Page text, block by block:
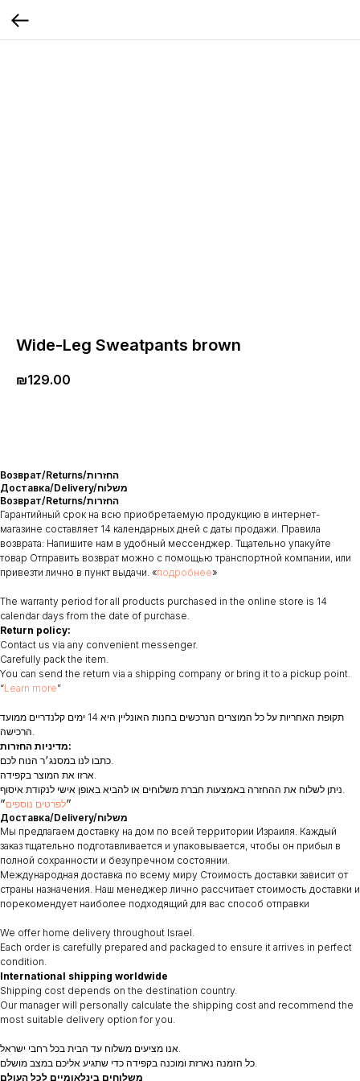
Wide-Leg Sweatpants brown
₪129.00
Возврат/Returns/החזרות
Доставка/Delivery/משלוח
Возврат/Returns/החזרות
Гарантийный срок на всю приобретаемую продукцию в интернет-
магазине составляет 14 календарных дней с даты продажи. Правила
возврата: Напишите нам в удобный мессенджер. Тщательно упакуйте
товар Отправить возврат можно с помощью транспортной компании, или
привезти лично в пункт выдачи. «подробнее»
The warranty period for all products purchased in the online store is 14
calendar days from the date of purchase.
Return policy:
Contact us via any convenient messenger.
Carefully pack the item.
You can send the return via a shipping company or bring it to a pickup point.
“Learn more”
תקופת האחריות על כל המוצרים הנרכשים בחנות האונליין היא 14 ימים קלנדריים ממועד
הרכישה.
מדיניות החזרות:
כתבו לנו במסנג׳ר הנוח לכם.
ארזו את המוצר בקפידה.
ניתן לשלוח את ההחזרה באמצעות חברת משלוחים או להביא באופן אישי לנקודת איסוף.
״לפרטים נוספים״
Доставка/Delivery/משלוח
Мы предлагаем доставку на дом по всей территории Израиля. Каждый
заказ тщательно подготавливается и упаковывается, чтобы он прибыл в
полной сохранности и безупречном состоянии.
Международная доставка по всему миру Стоимость доставки зависит от
страны назначения. Наш менеджер лично рассчитает стоимость доставки и
порекомендует наиболее подходящий для вас способ отправки
We offer home delivery throughout Israel.
Each order is carefully prepared and packaged to ensure it arrives in perfect
condition.
International shipping worldwide
Shipping cost depends on the destination country.
Our manager will personally calculate the shipping cost and recommend the
most suitable delivery option for you.
אנו מציעים משלוח עד הבית בכל רחבי ישראל.
כל הזמנה נארזת ומוכנה בקפידה כדי שתגיע אליכם במצב מושלם.
משלוחים בינלאומיים לכל העולם